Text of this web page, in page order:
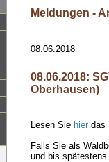
Meldungen -
08.06.2018
08.06.2018:
Oberhausen)
Lesen Sie hierdas
Falls Sie als
und bis